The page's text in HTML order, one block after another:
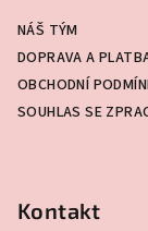
NÁŠ TÝM
DOPRAVA A
OBCHODNÍ
SOUHLAS SE
Kontakt